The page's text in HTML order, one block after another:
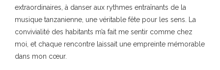
extraordinaires, à danser aux rythmes entraînants de la
musique tanzanienne, une véritable fête pour les sens. La
convivialité des habitants m’a fait me sentir comme chez
moi, et chaque rencontre laissait une empreinte mémorable
dans mon cœur.